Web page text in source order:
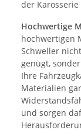
der
Hochwertige
hochwertigen
Schweller
genügt,
Ihre
Materialien
und sorgen